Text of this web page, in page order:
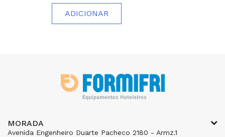
ADICIONAR
MORADA
Avenida Engenheiro Duarte Pacheco 2180 - Armz.1